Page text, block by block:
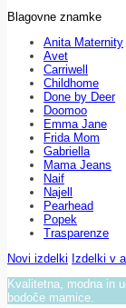
Blagovne znamke
Anita Maternity
Avet
Carriwell
Childhome
Done by Deer
Doomoo
Emma Jane
Frida Mom
Gabriella
Mama Jeans
Naif
Najell
Pearhead
Popek
Trasparenze
Novi izdelki Izdelki v
Kvalitetna, modna in
bodoče mamice.